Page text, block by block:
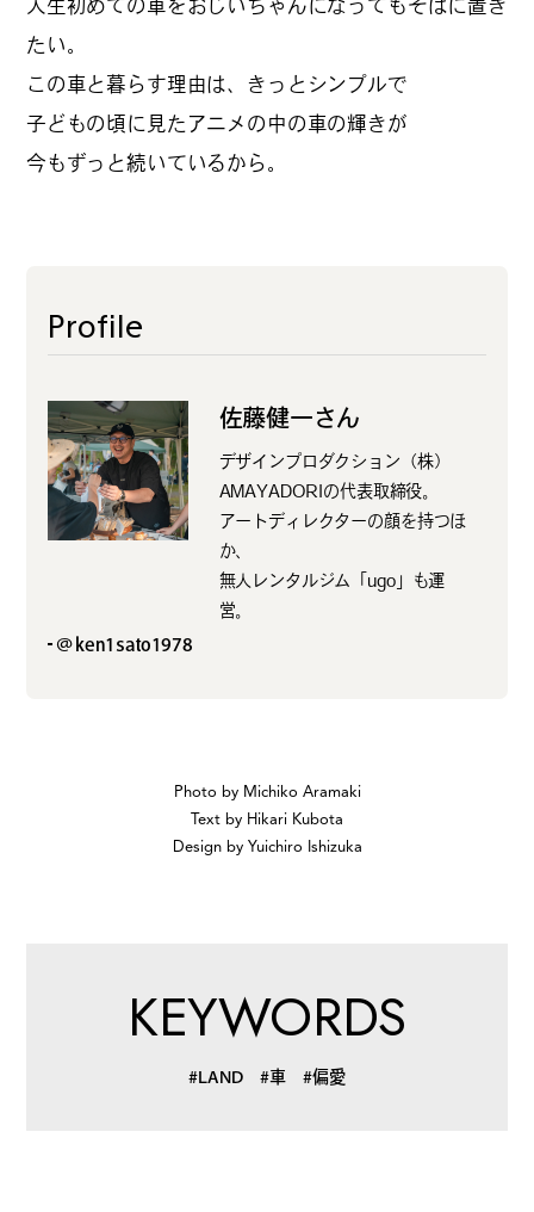
人生初めての車をおじいちゃんになってもそばに置き
たい。
この車と暮らす理由は、きっとシンプルで
子どもの頃に見たアニメの中の車の輝きが
今もずっと続いているから。
Profile
佐藤健一さん
デザインプロダクション（株）
AMAYADORIの代表取締役。
アートディレクターの顔を持つほ
か、
無人レンタルジム「ugo」も運
営。
@ken1sato1978
Photo by Michiko Aramaki
Text by Hikari Kubota
Design by Yuichiro Ishizuka
KEYWORDS
#LAND #車 #偏愛